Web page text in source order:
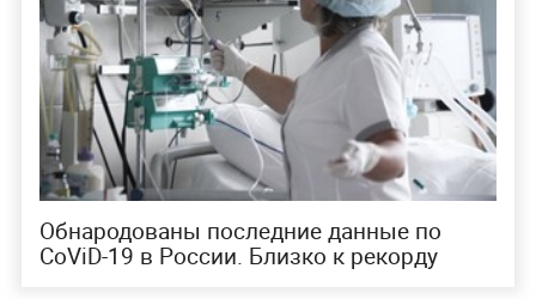
Обнародованы последние данные по
CoViD-19 в России. Близко к рекорду